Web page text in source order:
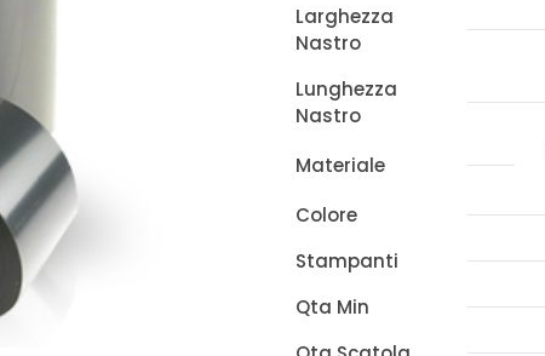
35mmx122m
quantità
Larghezza
Nastro
Lunghezza
Nastro
Materiale
Colore
Stampanti
Qta Min